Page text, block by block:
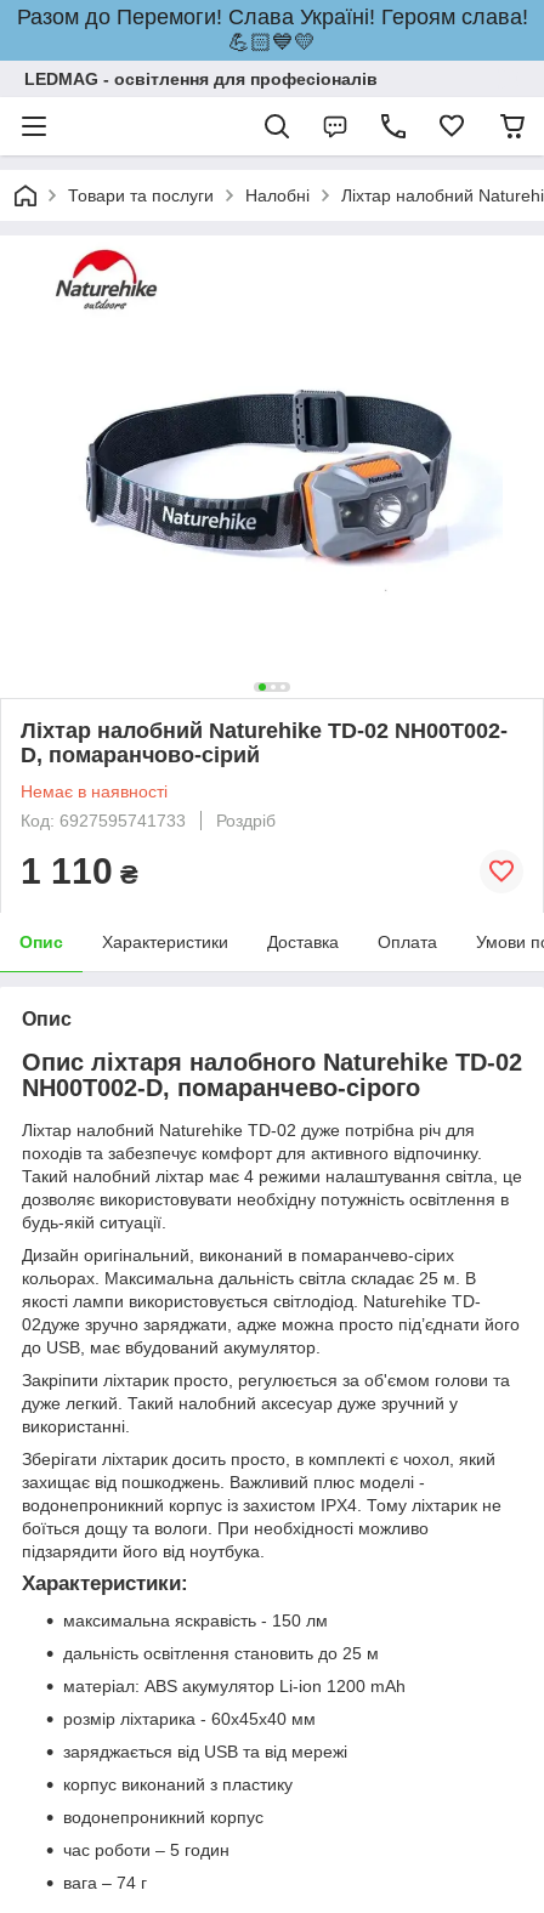
Разом до Перемоги! Слава Україні! Героям слава!
💪🏻💙💛
LEDMAG - освітлення для професіоналів
Товари та послуги Налобні Ліхтар налобний
Ліхтар налобний Naturehike TD-02 NH00T002-
D, помаранчово-сірий
Немає в наявності
Код: 6927595741733
Роздріб
1 110 ₴
Опис Характеристики Доставка Оплата Умови
Опис
Опис ліхтаря налобного Naturehike TD-02
NH00T002-D, помаранчево-сірого
Ліхтар налобний Naturehike TD-02 дуже потрібна річ для
походів та забезпечує комфорт для активного відпочинку.
Такий налобний ліхтар має 4 режими налаштування світла, це
дозволяє використовувати необхідну потужність освітлення в
будь-якій ситуації.
Дизайн оригінальний, виконаний в помаранчево-сірих
кольорах. Максимальна дальність світла складає 25 м. В
якості лампи використовується світлодіод. Naturehike TD-
02дуже зручно заряджати, адже можна просто під’єднати його
до USB, має вбудований акумулятор.
Закріпити ліхтарик просто, регулюється за об'ємом голови та
дуже легкий. Такий налобний аксесуар дуже зручний у
використанні.
Зберігати ліхтарик досить просто, в комплекті є чохол, який
захищає від пошкоджень. Важливий плюс моделі -
водонепроникний корпус із захистом IPX4. Тому ліхтарик не
боїться дощу та вологи. При необхідності можливо
підзарядити його від ноутбука.
Характеристики:
максимальна яскравість - 150 лм
дальність освітлення становить до 25 м
матеріал: ABS акумулятор Li-ion 1200 mAh
розмір ліхтарика - 60х45х40 мм
заряджається від USB та від мережі
корпус виконаний з пластику
водонепроникний корпус
час роботи – 5 годин
вага – 74 г